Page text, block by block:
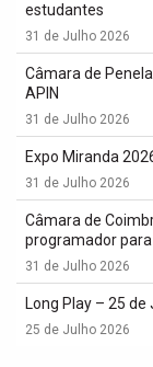
estudantes
31 de Julho 2026
Câmara de
APIN
31 de Julho 2026
Expo Miranda
31 de Julho 2026
Câmara de
programador
31 de Julho 2026
Long Play – 25 de
25 de Julho 2026